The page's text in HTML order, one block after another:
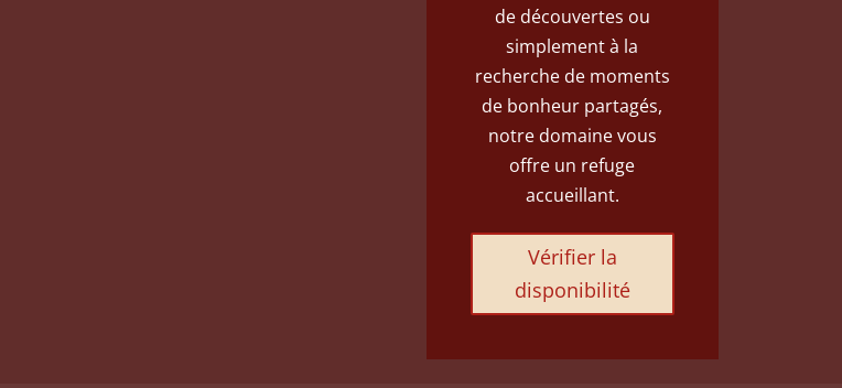
de découvertes ou
simplement à la
recherche de moments
de bonheur partagés,
notre domaine vous
offre un refuge
accueillant.
Vérifier la
disponibilité